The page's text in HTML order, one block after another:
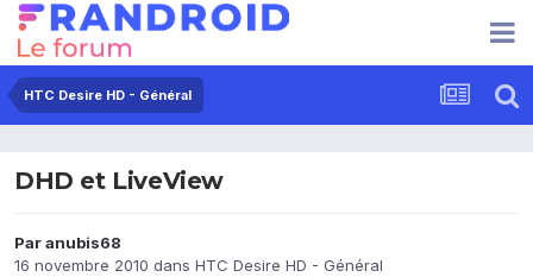
HTC Desire HD - Général
DHD et LiveView
Paranubis68
16 novembre 2010 dans HTC Desire HD - Général